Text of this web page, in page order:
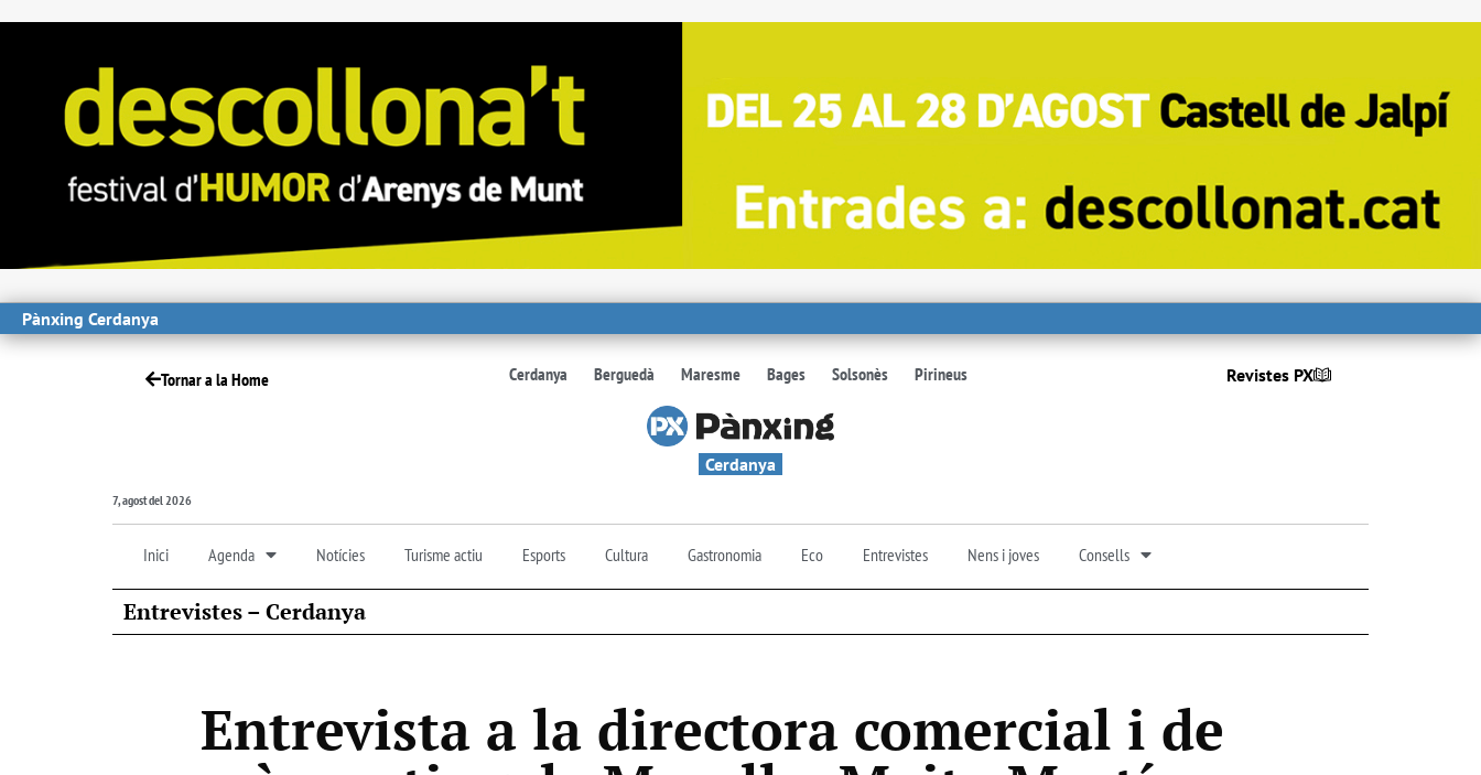
Pànxing Cerdanya
Tornar a la Home Cerdanya Berguedà Maresme Bages Solsonès Pirineus Revistes PX
Cerdanya
7, agost del 2026
Inici Agenda Notícies Turisme actiu Esports Cultura Gastronomia Eco Entrevistes Nens i joves Consells
Entrevistes – Cerdanya
Entrevista a la directora comercial i de